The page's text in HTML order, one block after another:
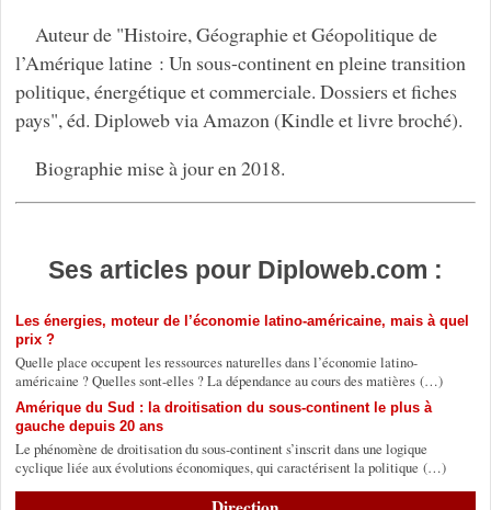
Auteur de "Histoire, Géographie et Géopolitique de
l’Amérique latine : Un sous-continent en pleine transition
politique, énergétique et commerciale. Dossiers et fiches
pays", éd. Diploweb via Amazon (Kindle et livre broché).
Biographie mise à jour en 2018.
Ses articles pour Diploweb.com :
Les énergies, moteur de l’économie latino-américaine, mais à quel
prix ?
Quelle place occupent les ressources naturelles dans l’économie latino-
américaine ? Quelles sont-elles ? La dépendance au cours des matières (…)
Amérique du Sud : la droitisation du sous-continent le plus à
gauche depuis 20 ans
Le phénomène de droitisation du sous-continent s’inscrit dans une logique
cyclique liée aux évolutions économiques, qui caractérisent la politique (…)